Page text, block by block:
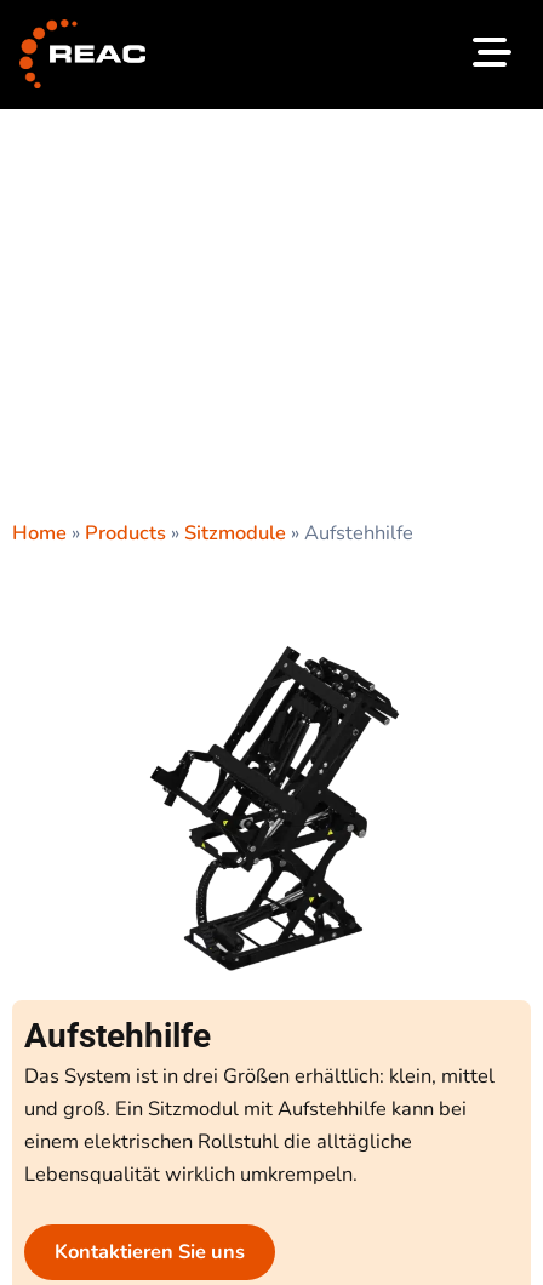
Inhalt
springen
Home » Products »Sitzmodule »Aufstehhilfe
Aufstehhilfe
Das System ist indrei Größenerhältlich: klein, mittel
und groß. Ein Sitzmodul mitAufstehhilfe kann bei
einem elektrischen Rollstuhldie alltägliche
Lebensqualitätwirklich umkrempeln.
Kontaktieren Sie uns